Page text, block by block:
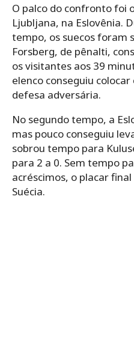
O palco do confronto foi
Ljubljana, na Eslovênia.
tempo, os suecos foram
Forsberg, de pênalti,
os visitantes aos 39
elenco conseguiu
defesa adversária.
No segundo tempo, a
mas pouco conseguiu
sobrou tempo para
para 2 a 0. Sem tempo
acréscimos, o placar
Suécia.